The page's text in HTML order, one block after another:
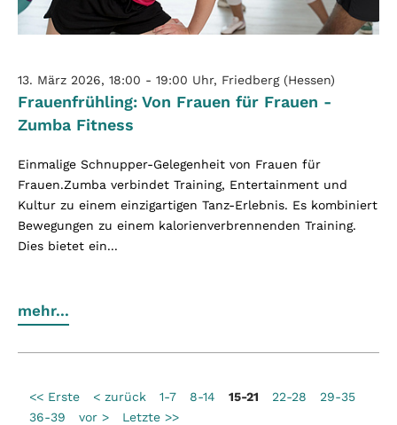
13. März 2026, 18:00 - 19:00 Uhr, Friedberg (Hessen)
Frauenfrühling: Von Frauen für Frauen -
Zumba Fitness
Einmalige Schnupper-Gelegenheit von Frauen für
Frauen.Zumba verbindet Training, Entertainment und
Kultur zu einem einzigartigen Tanz-Erlebnis. Es kombiniert
Bewegungen zu einem kalorienverbrennenden Training.
Dies bietet ein...
mehr...
<< Erste < zurück 1-7 8-14 15-21 22-28
29-35
36-39
vor > Letzte >>